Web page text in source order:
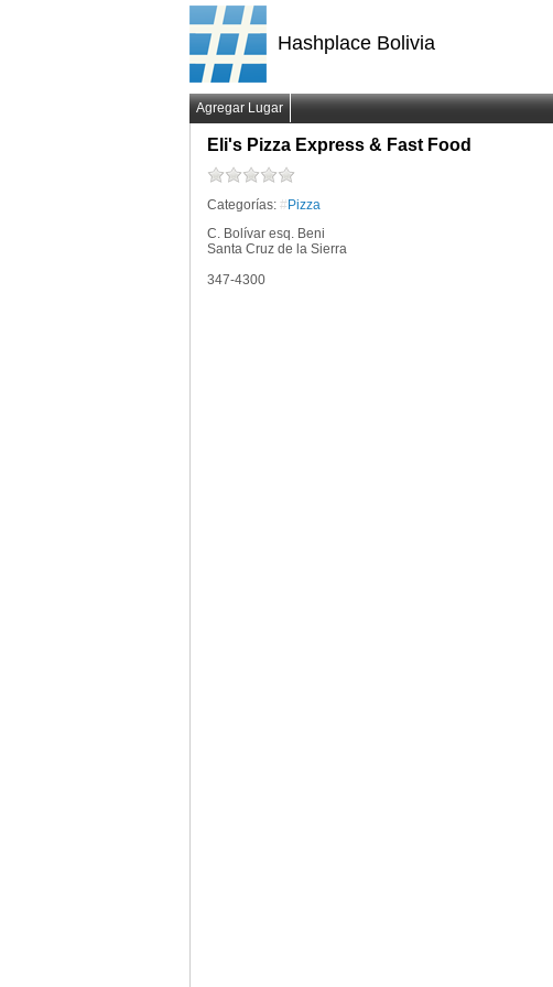
Hashplace Bolivia
Agregar Lugar
Eli's Pizza Express & Fast Food
Categorías: # Pizza
C. Bolívar esq. Beni
Santa Cruz de la Sierra
347-4300